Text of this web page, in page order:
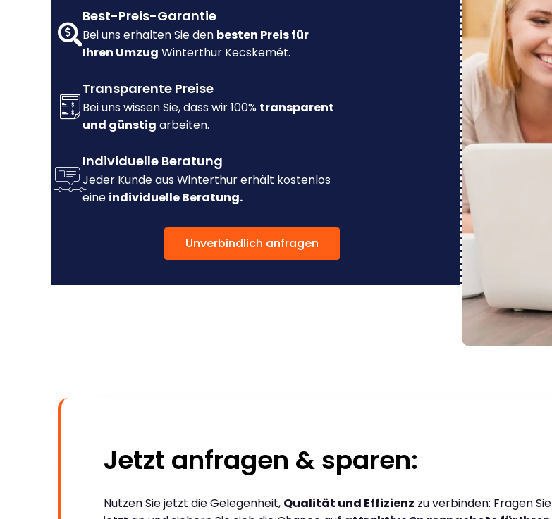
Best-Preis-Garantie
Bei uns erhalten Sie den besten Preis für
Ihren Umzug Winterthur Kecskemét.
Transparente Preise
Bei uns wissen Sie, dass wir 100% transparent
und günstig arbeiten.
Individuelle Beratung
Jeder Kunde aus Winterthur erhält kostenlos
eine individuelle Beratung.
Unverbindlich anfragen
Jetzt anfragen & sparen:
Nutzen Sie jetzt die Gelegenheit, Qualität und Effizienz zu verbinden: Fragen Sie